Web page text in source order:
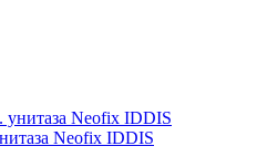
Neofix IDDIS